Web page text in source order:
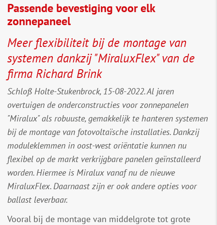
Passende bevestiging voor elk
zonnepaneel
Meer flexibiliteit bij de montage van
systemen dankzij "MiraluxFlex" van de
firma Richard Brink
Schloß Holte-Stukenbrock, 15-08-2022. Al jaren
overtuigen de onderconstructies voor zonnepanelen
"Miralux" als robuuste, gemakkelijk te hanteren systemen
bij de montage van fotovoltaïsche installaties. Dankzij
moduleklemmen in oost-west oriëntatie kunnen nu
flexibel op de markt verkrijgbare panelen geïnstalleerd
worden. Hiermee is Miralux vanaf nu de nieuwe
MiraluxFlex. Daarnaast zijn er ook andere opties voor
ballast leverbaar.
Vooral bij de montage van middelgrote tot grote